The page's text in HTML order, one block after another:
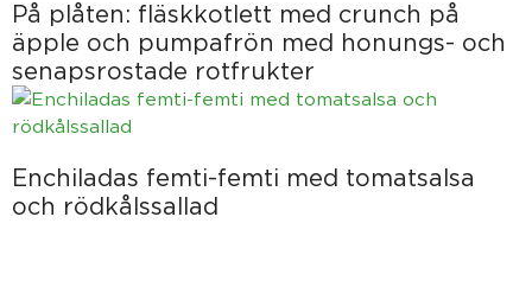
På plåten: fläskkotlett med crunch på
äpple och pumpafrön med honungs- och
senapsrostade rotfrukter
Enchiladas femti-femti med tomatsalsa
och rödkålssallad